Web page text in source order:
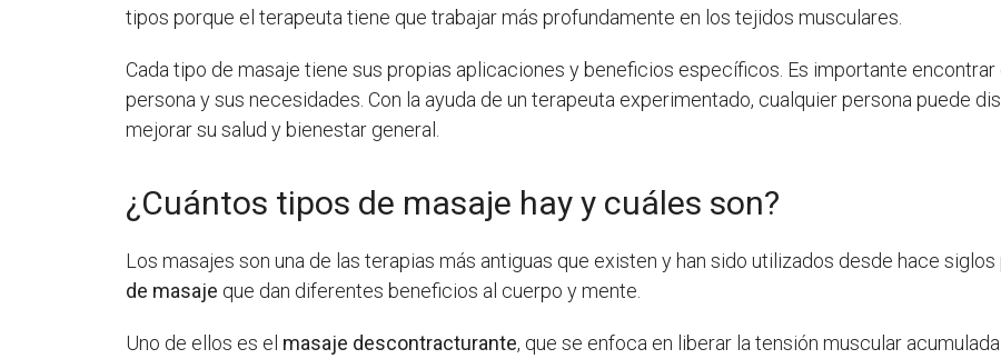
tipos porque el terapeuta tiene que trabajar más profundamente en los tejidos musculares.
Cada tipo de masaje tiene sus propias aplicaciones y beneficios específicos. Es importante
persona y sus necesidades. Con la ayuda de un terapeuta experimentado, cualquier persona puede
mejorar su salud y bienestar general.
¿Cuántos tipos de masaje hay y cuáles son?
Los masajes son una de las terapias más antiguas que existen y han sido utilizados desde hace
de masaje que dan diferentes beneficios al cuerpo y mente.
Uno de ellos es el masaje descontracturante, que se enfoca en liberar la tensión muscular